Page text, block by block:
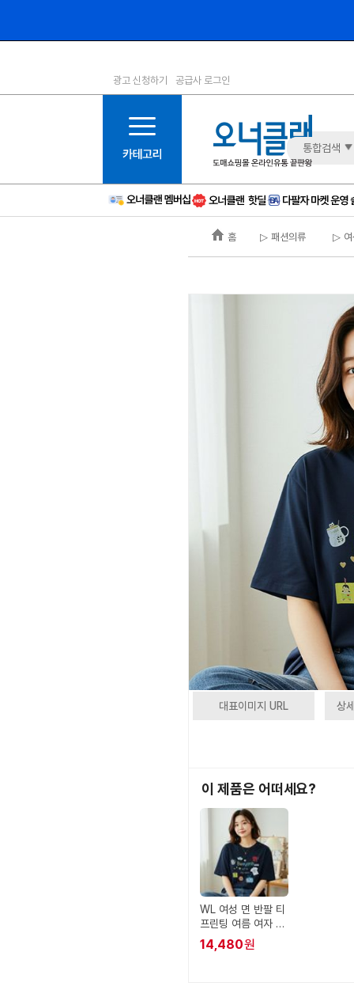
1등급
6등급
11등급
12등급
15등급
16등급
광고 신청하기 공급사 로그인
통합검색
홈 ▷ 패션의류 ▷ 여
대표이미지 URL 상
이 제품은 어떠세요?
WL 여성 면 반팔 티
프린팅 여름 여자 레
터링 티셔츠
14,480원